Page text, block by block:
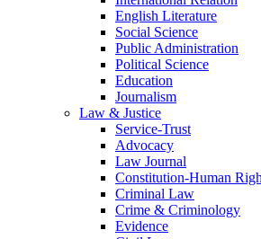
English Literature
Social Science
Public Administration
Political Science
Education
Journalism
Law & Justice
Service-Trust
Advocacy
Law Journal
Constitution-Human
Criminal Law
Crime & Criminology
Evidence